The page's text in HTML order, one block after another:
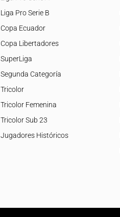
Liga Pro Serie B
Copa Ecuador
Copa Libertadores
SuperLiga
Segunda Categoría
Tricolor
Tricolor Femenina
Tricolor Sub 23
Jugadores Históricos